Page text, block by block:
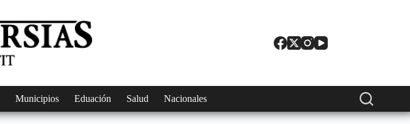
Municipios Eduación Salud Nacionales